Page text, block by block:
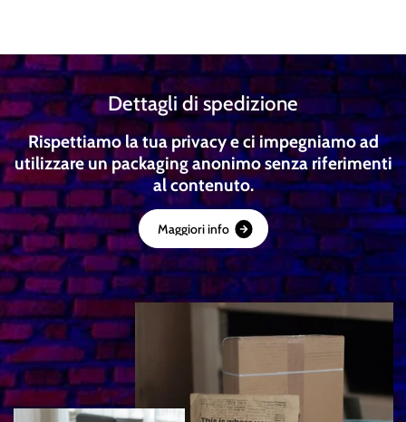
Dettagli di spedizione
Rispettiamo la tua privacy e ci impegniamo ad
utilizzare un packaging anonimo senza riferimenti
al contenuto.
Maggioriinfo